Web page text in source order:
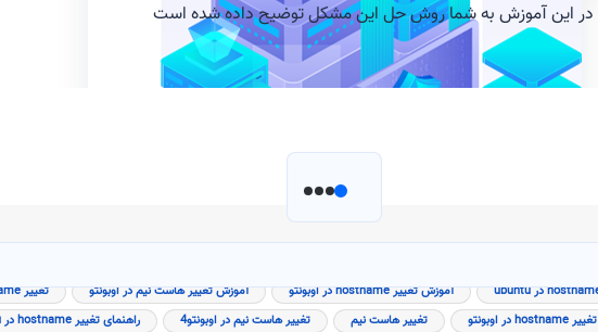
در این آموزش به شما روش حل این مشکل توضیح داده شده است
آموزش تغییر hostname در اوبونتو آموزش تغییر هاست نیم در اوبونتو
تغییر hostname
تغییر hostname در اوبونتو تغییر هاست نیم تغییر هاست نیم در اوبونتو4
راهنمای تغییر hostname در ubuntu